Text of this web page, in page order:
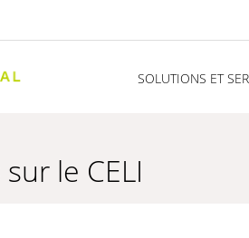
SOLUTIONS ET
le CELI